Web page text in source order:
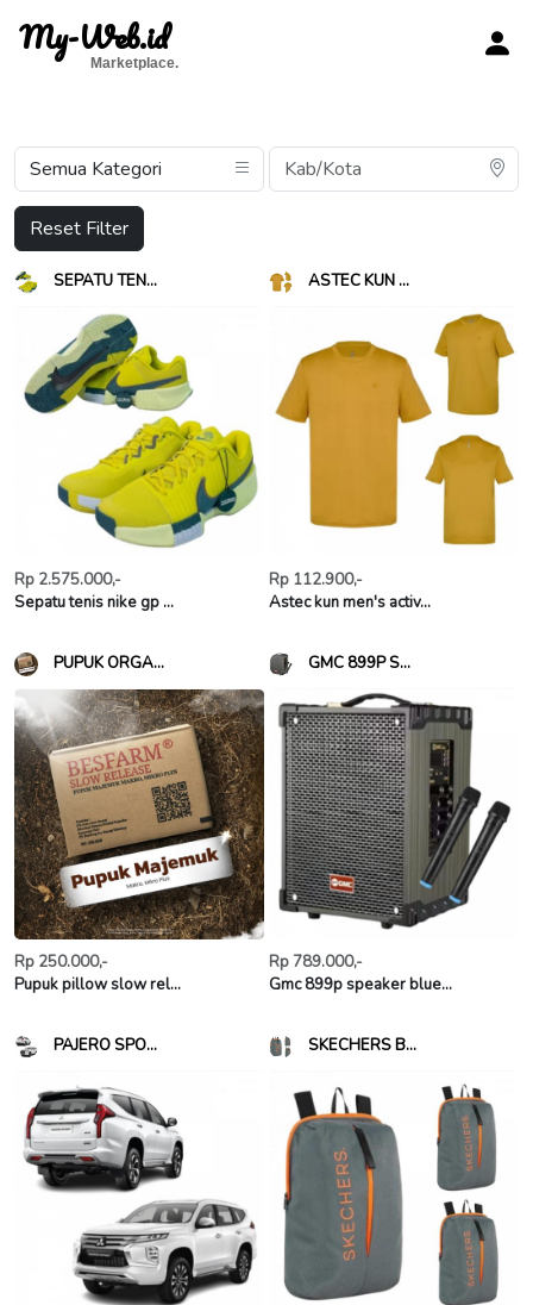
My-Web.id
Marketplace.
Reset Filter
SEPATU TEN...
Rp 2.575.000,-
Sepatu tenis nike gp ...
ASTEC KUN ...
Rp 112.900,-
Astec kun men's activ...
PUPUK ORGA...
Rp 250.000,-
Pupuk pillow slow rel...
GMC 899P S...
Rp 789.000,-
Gmc 899p speaker blue...
PAJERO SPO... SKECHERS B...